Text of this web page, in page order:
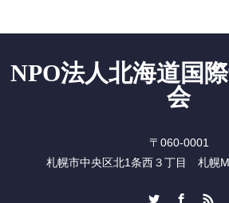
NPO法人北海道国
会
〒060-0001
札幌市中央区北1条西３丁目 札幌